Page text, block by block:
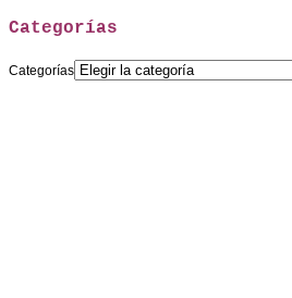
Categorías
Categorías